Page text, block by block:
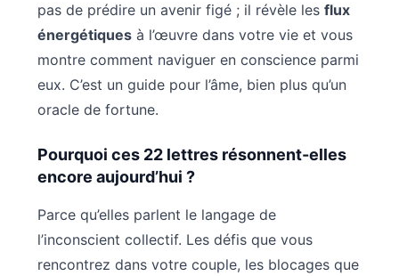
pas de prédire un avenir figé ; il révèle les flux
énergétiques à l’œuvre dans votre vie et vous
montre comment naviguer en conscience parmi
eux. C’est un guide pour l’âme, bien plus qu’un
oracle de fortune.
Pourquoi ces 22 lettres résonnent-elles
encore aujourd’hui ?
Parce qu’elles parlent le langage de
l’inconscient collectif. Les défis que vous
rencontrez dans votre couple, les blocages que